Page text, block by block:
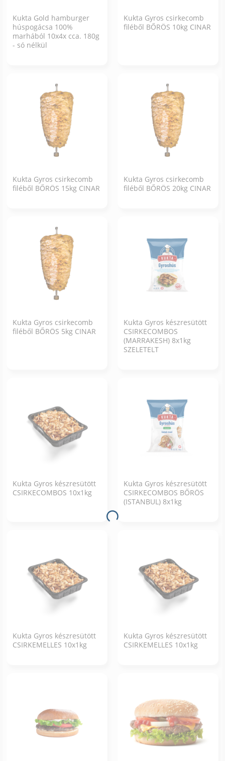
Kukta Gold hamburger
húspogácsa 100%
marhából 10x4x cca. 180g
- só nélkül
Kukta Gyros csirkecomb
filéből BŐRÖS 10kg CINAR
Kukta Gyros csirkecomb
filéből BŐRÖS 15kg CINAR
Kukta Gyros csirkecomb
filéből BŐRÖS 20kg CINAR
Kukta Gyros csirkecomb
filéből BŐRÖS 5kg CINAR
Kukta Gyros készresütött
CSIRKECOMBOS
(MARRAKESH) 8x1kg
SZELETELT
Kukta Gyros készresütött
CSIRKECOMBOS 10x1kg
Kukta Gyros készresütött
CSIRKECOMBOS BŐRÖS
(ISTANBUL) 8x1kg
Kukta Gyros készresütött
CSIRKEMELLES 10x1kg
Kukta Gyros készresütött
CSIRKEMELLES 10x1kg